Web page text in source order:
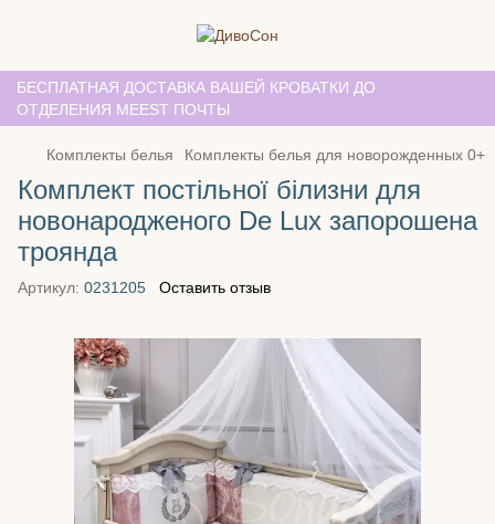
БЕСПЛАТНАЯ ДОСТАВКА ВАШЕЙ КРОВАТКИ ДО
ОТДЕЛЕНИЯ MEEST ПОЧТЫ
Комплекты белья Комплекты белья для новорожденных 0+
Комплект постільної білизни для
новонародженого De Lux запорошена
троянда
Артикул: 0231205 Оставить отзыв